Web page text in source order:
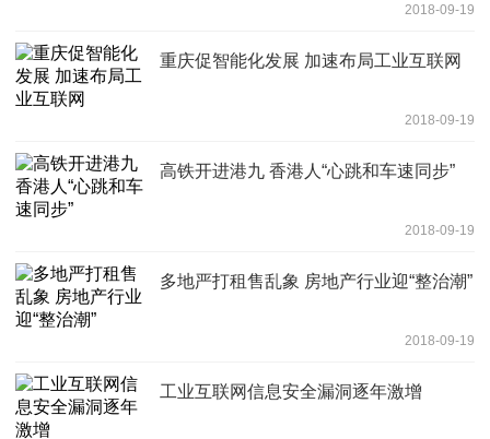
2018-09-19
重庆促智能化发展 加速布局工业互联网
2018-09-19
高铁开进港九 香港人“心跳和车速同步”
2018-09-19
多地严打租售乱象 房地产行业迎“整治潮”
2018-09-19
工业互联网信息安全漏洞逐年激增